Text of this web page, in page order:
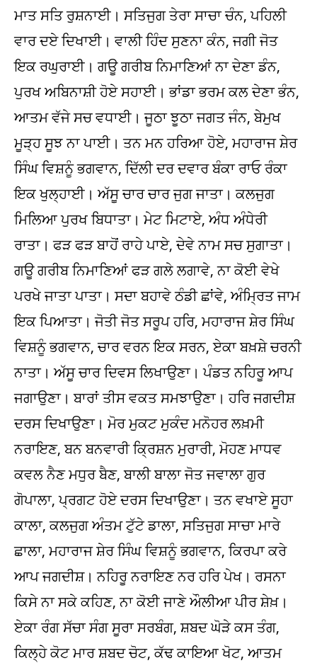
ਮਾਤ ਸਤਿ ਰੁਸ਼ਨਾਈ। ਸਤਿਜੁਗ ਤੇਰਾ ਸਾਚਾ ਚੰਨ, ਪਹਿਲੀ
ਵਾਰ ਦਏ ਦਿਖਾਈ। ਵਾਲੀ ਹਿੰਦ ਸੁਣਨਾ ਕੰਨ, ਜਗੀ ਜੋਤ
ਇਕ ਰਘੁਰਾਈ। ਗਊ ਗਰੀਬ ਨਿਮਾਣਿਆਂ ਨਾ ਦੇਣਾ ਡੰਨ,
ਪੁਰਖ ਅਬਿਨਾਸ਼ੀ ਹੋਏ ਸਹਾਈ। ਭਾਂਡਾ ਭਰਮ ਕਲ ਦੇਣਾ ਭੰਨ,
ਆਤਮ ਵੱਜੇ ਸਚ ਵਧਾਈ। ਜੂਠਾ ਝੂਠਾ ਜਗਤ ਜੰਨ, ਬੇਮੁਖ
ਮੂੜ੍ਹ ਸੂਝ ਨਾ ਪਾਈ। ਤਨ ਮਨ ਹਰਿਆ ਹੋਏ, ਮਹਾਰਾਜ ਸ਼ੇਰ
ਸਿੰਘ ਵਿਸ਼ਨੂੰ ਭਗਵਾਨ, ਦਿੱਲੀ ਦਰ ਦਵਾਰ ਬੰਕਾ ਰਾਓ ਰੰਕਾ
ਇਕ ਖੁਲ੍ਹਾਈ। ਅੱਸੂ ਚਾਰ ਚਾਰ ਜੁਗ ਜਾਤਾ। ਕਲਜੁਗ
ਮਿਲਿਆ ਪੁਰਖ ਬਿਧਾਤਾ। ਮੇਟ ਮਿਟਾਏ, ਅੰਧ ਅੰਧੇਰੀ
ਰਾਤਾ। ਫੜ ਫੜ ਬਾਹੋਂ ਰਾਹੇ ਪਾਏ, ਦੇਵੇ ਨਾਮ ਸਚ ਸੁਗਾਤਾ।
ਗਊ ਗਰੀਬ ਨਿਮਾਣਿਆਂ ਫੜ ਗਲੇ ਲਗਾਵੇ, ਨਾ ਕੋਈ ਵੇਖੇ
ਪਰਖੇ ਜਾਤਾ ਪਾਤਾ। ਸਦਾ ਬਹਾਵੇ ਠੰਡੀ ਛਾਂਵੇ, ਅੰਮ੍ਰਿਤ ਜਾਮ
ਇਕ ਪਿਆਤਾ। ਜੋਤੀ ਜੋਤ ਸਰੂਪ ਹਰਿ, ਮਹਾਰਾਜ ਸ਼ੇਰ ਸਿੰਘ
ਵਿਸ਼ਨੂੰ ਭਗਵਾਨ, ਚਾਰ ਵਰਨ ਇਕ ਸਰਨ, ਏਕਾ ਬਖ਼ਸ਼ੇ ਚਰਨੀ
ਨਾਤਾ। ਅੱਸੂ ਚਾਰ ਦਿਵਸ ਲਿਖਾਉਣਾ। ਪੰਡਤ ਨਹਿਰੂ ਆਪ
ਜਗਾਉਣਾ। ਬਾਰਾਂ ਤੀਸ ਵਕਤ ਸਮਝਾਉਣਾ। ਹਰਿ ਜਗਦੀਸ਼
ਦਰਸ ਦਿਖਾਉਣਾ। ਮੋਰ ਮੁਕਟ ਮੁਕੰਦ ਮਨੋਹਰ ਲਖ਼ਮੀ
ਨਰਾਇਣ, ਬਨ ਬਨਵਾਰੀ ਕ੍ਰਿਸ਼ਨ ਮੁਰਾਰੀ, ਮੋਹਣ ਮਾਧਵ
ਕਵਲ ਨੈਣ ਮਧੁਰ ਬੈਣ, ਬਾਲੀ ਬਾਲਾ ਜੋਤ ਜਵਾਲਾ ਗੁਰ
ਗੋਪਾਲਾ, ਪ੍ਰਗਟ ਹੋਏ ਦਰਸ ਦਿਖਾਉਣਾ। ਤਨ ਵਖਾਏ ਸੂਹਾ
ਕਾਲਾ, ਕਲਜੁਗ ਅੰਤਮ ਟੁੱਟੇ ਡਾਲਾ, ਸਤਿਜੁਗ ਸਾਚਾ ਮਾਰੇ
ਛਾਲਾ, ਮਹਾਰਾਜ ਸ਼ੇਰ ਸਿੰਘ ਵਿਸ਼ਨੂੰ ਭਗਵਾਨ, ਕਿਰਪਾ ਕਰੇ
ਆਪ ਜਗਦੀਸ਼। ਨਹਿਰੂ ਨਰਾਇਣ ਨਰ ਹਰਿ ਪੇਖ। ਰਸਨਾ
ਕਿਸੇ ਨਾ ਸਕੇ ਕਹਿਣ, ਨਾ ਕੋਈ ਜਾਣੇ ਔਲੀਆ ਪੀਰ ਸ਼ੇਖ਼।
ਏਕਾ ਰੰਗ ਸੱਚਾ ਸੰਗ ਸੂਰਾ ਸਰਬੰਗ, ਸ਼ਬਦ ਘੋੜੇ ਕਸ ਤੰਗ,
ਕਿਲ੍ਹੇ ਕੋਟ ਮਾਰ ਸ਼ਬਦ ਚੋਟ, ਕੱਢ ਕਾਇਆ ਖੋਟ, ਆਤਮ